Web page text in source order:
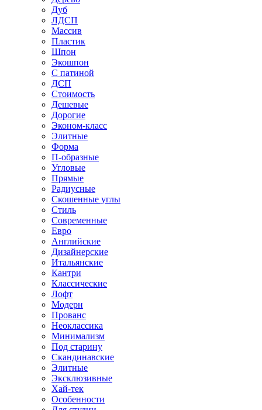
Дуб
ЛДСП
Массив
Пластик
Шпон
Экошпон
С патиной
ДСП
Стоимость
Дешевые
Дорогие
Эконом-класс
Элитные
Форма
П-образные
Угловые
Прямые
Радиусные
Скошенные углы
Стиль
Современные
Евро
Английские
Дизайнерские
Итальянские
Кантри
Классические
Лофт
Модерн
Прованс
Неоклассика
Минимализм
Под старину
Скандинавские
Элитные
Эксклюзивные
Хай-тек
Особенности